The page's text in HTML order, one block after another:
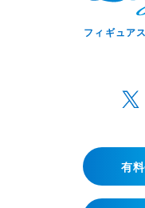
フィギュア
有